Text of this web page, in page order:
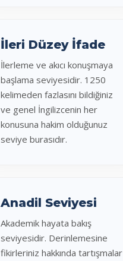
İleri Düzey İfade
İlerleme ve akıcı konuşmaya
başlama seviyesidir. 1250
kelimeden fazlasını bildiğiniz
ve genel İngilizcenin her
konusuna hakim olduğunuz
seviye burasıdır.
Anadil Seviyesi
Akademik hayata bakış
seviyesidir. Derinlemesine
fikirleriniz hakkında tartışmalar